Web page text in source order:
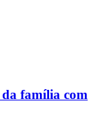
família com